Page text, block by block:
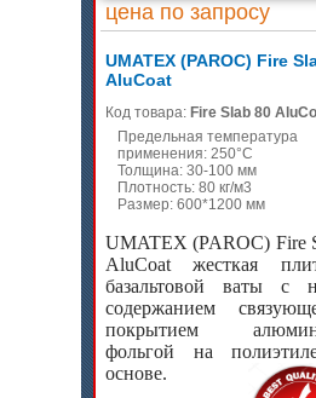
цена по запросу
UMATEX (PAROC) Fire
AluCoat
Код товара: Fire Slab 80
Предельная температура
применения: 250°C
Толщина: 30-100 мм
Плотность: 80 кг/м3
Размер: 600*1200 мм
UMATEX (PAROC) Fire
AluCoat жесткая
базальтовой ваты с
содержанием
покрытием
фольгой на
основе.